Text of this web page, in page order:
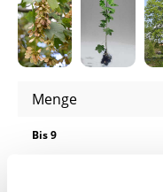
Menge
Bis9